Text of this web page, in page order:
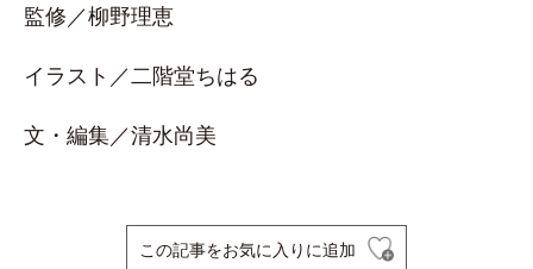
監修／柳野理恵
イラスト／二階堂ちはる
文・編集／清水尚美
この記事をお気に入りに追加